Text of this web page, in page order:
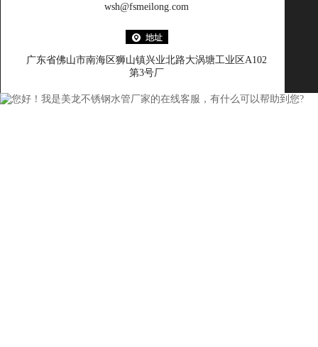
wsh@fsmeilong.com
广东省佛山市南海区狮山镇兴业北路大涡塘工业区A102
第3号厂